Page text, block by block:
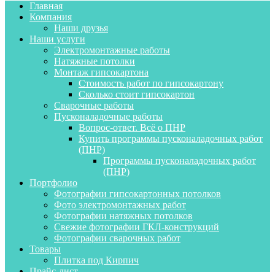
Главная
Компания
Наши друзья
Наши услуги
Электромонтажные работы
Натяжные потолки
Монтаж гипсокартона
Стоимость работ по гипсокартону
Сколько стоит гипсокартон
Сварочные работы
Пусконаладочные работы
Вопрос-ответ. Всё о ПНР
Купить программы пусконаладочных работ
(ПНР)
Программы пусконаладочных работ
(ПНР)
Портфолио
Фотографии гипсокартонных потолков
Фото электромонтажных работ
Фотографии натяжных потолков
Свежие фотографии ГКЛ-конструкций
Фотографии сварочных работ
Товары
Плитка под Кирпич